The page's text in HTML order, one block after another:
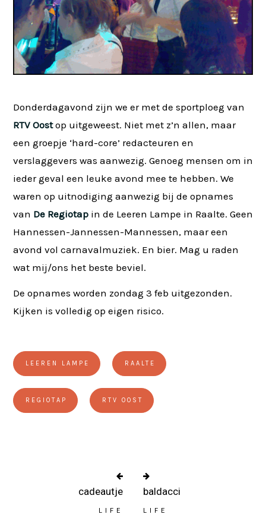
Donderdagavond zijn we er met de sportploeg van
RTV Oostop uitgeweest. Niet met z’n allen, maar
een groepje ‘hard-core’ redacteuren en
verslaggevers was aanwezig. Genoeg mensen om in
ieder geval een leuke avond mee te hebben. We
waren op uitnodiging aanwezig bij de opnames
van De Regiotapin de Leeren Lampe in Raalte. Geen
Hannessen-Jannessen-Mannessen, maar een
avond vol carnavalmuziek. En bier. Mag u raden
wat mij/ons het beste beviel.
De opnames worden zondag 3 feb uitgezonden.
Kijken is volledig op eigen risico.
LEEREN LAMPE RAALTE
REGIOTAP RTV OOST
cadeautje
LIFE
baldacci
LIFE